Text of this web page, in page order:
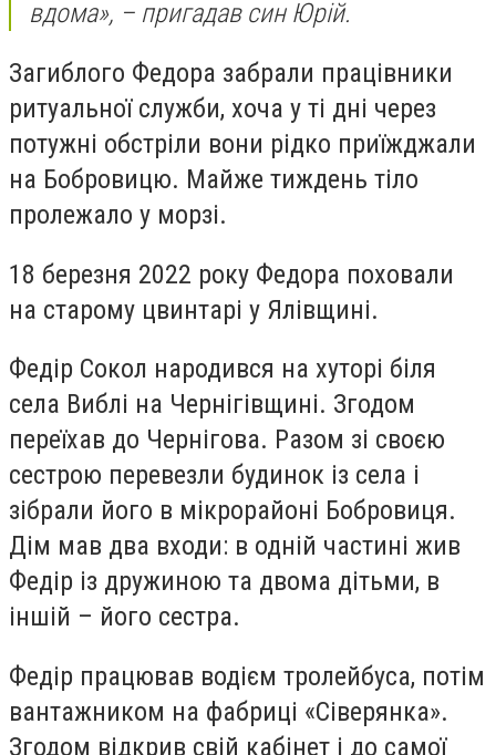
вдома», – пригадав син Юрій.
Загиблого Федора забрали працівники
ритуальної служби, хоча у ті дні через
потужні обстріли вони рідко приїжджали
на Бобровицю. Майже тиждень тіло
пролежало у морзі.
18 березня 2022 року Федора поховали
на старому цвинтарі у Ялівщині.
Федір Сокол народився на хуторі біля
села Виблі на Чернігівщині. Згодом
переїхав до Чернігова. Разом зі своєю
сестрою перевезли будинок із села і
зібрали його в мікрорайоні Бобровиця.
Дім мав два входи: в одній частині жив
Федір із дружиною та двома дітьми, в
іншій – його сестра.
Федір працював водієм тролейбуса, потім
вантажником на фабриці «Сіверянка».
Згодом відкрив свій кабінет і до самої